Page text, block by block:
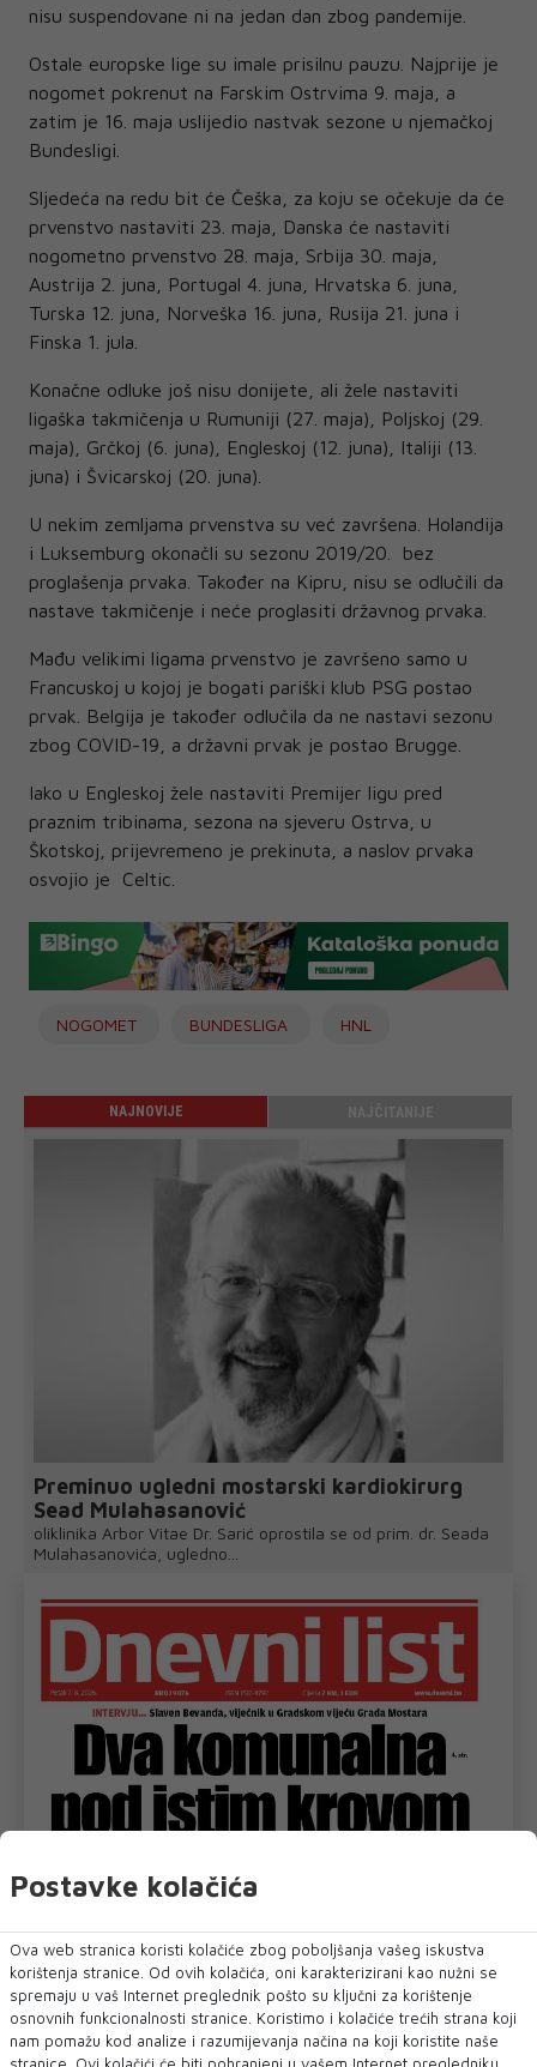
nisu suspendovane ni na jedan dan zbog pandemije.
Ostale europske lige su imale prisilnu pauzu. Najprije je
nogomet pokrenut na Farskim Ostrvima 9. maja, a
zatim je 16. maja uslijedio nastvak sezone u njemačkoj
Bundesligi.
Sljedeća na redu bit će Češka, za koju se očekuje da će
prvenstvo nastaviti 23. maja, Danska će nastaviti
nogometno prvenstvo 28. maja, Srbija 30. maja,
Austrija 2. juna, Portugal 4. juna, Hrvatska 6. juna,
Turska 12. juna, Norveška 16. juna, Rusija 21. juna i
Finska 1. jula.
Konačne odluke još nisu donijete, ali žele nastaviti
ligaška takmičenja u Rumuniji (27. maja), Poljskoj (29.
maja), Grčkoj (6. juna), Engleskoj (12. juna), Italiji (13.
juna) i Švicarskoj (20. juna).
U nekim zemljama prvenstva su već završena. Holandija
i Luksemburg okonačli su sezonu 2019/20. bez
proglašenja prvaka. Također na Kipru, nisu se odlučili da
nastave takmičenje i neće proglasiti državnog prvaka.
Mađu velikimi ligama prvenstvo je završeno samo u
Francuskoj u kojoj je bogati pariški klub PSG postao
prvak. Belgija je također odlučila da ne nastavi sezonu
zbog COVID-19, a državni prvak je postao Brugge.
Iako u Engleskoj žele nastaviti Premijer ligu pred
praznim tribinama, sezona na sjeveru Ostrva, u
Škotskoj, prijevremeno je prekinuta, a naslov prvaka
osvojio je Celtic.
NOGOMET BUNDESLIGA HNL
NAJNOVIJE
Preminuo ugledni mostarski kardiokirurg
Sead Mulahasanović
oliklinika Arbor Vitae Dr. Sarić oprostila se od prim. dr. Seada
Mulahasanovića, ugledno...
Postavke kolačića
Ova web stranica koristi kolačiće zbog poboljšanja vašeg iskustva
korištenja stranice. Od ovih kolačića, oni karakterizirani kao nužni se
spremaju u vaš Internet preglednik pošto su ključni za korištenje
osnovnih funkcionalnosti stranice. Koristimo i kolačiće trećih strana koji
nam pomažu kod analize i razumijevanja načina na koji koristite naše